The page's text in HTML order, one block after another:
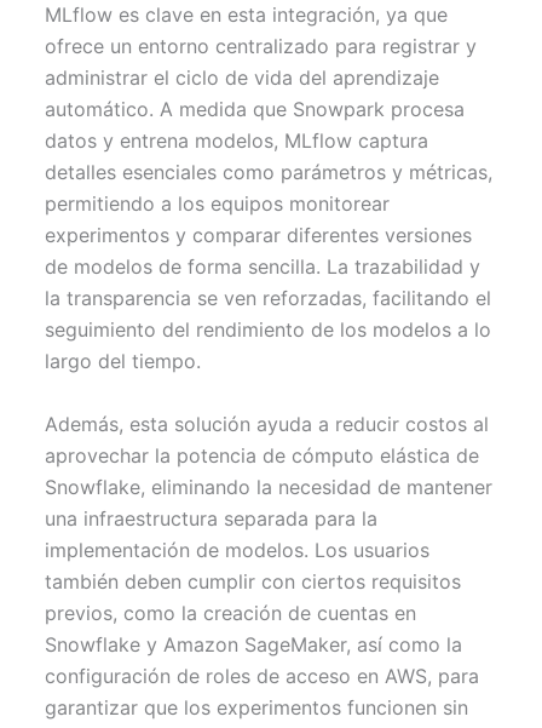
MLflow es clave en esta integración, ya que
ofrece un entorno centralizado para registrar y
administrar el ciclo de vida del aprendizaje
automático. A medida que Snowpark procesa
datos y entrena modelos, MLflow captura
detalles esenciales como parámetros y métricas,
permitiendo a los equipos monitorear
experimentos y comparar diferentes versiones
de modelos de forma sencilla. La trazabilidad y
la transparencia se ven reforzadas, facilitando el
seguimiento del rendimiento de los modelos a lo
largo del tiempo.
Además, esta solución ayuda a reducir costos al
aprovechar la potencia de cómputo elástica de
Snowflake, eliminando la necesidad de mantener
una infraestructura separada para la
implementación de modelos. Los usuarios
también deben cumplir con ciertos requisitos
previos, como la creación de cuentas en
Snowflake y Amazon SageMaker, así como la
configuración de roles de acceso en AWS, para
garantizar que los experimentos funcionen sin